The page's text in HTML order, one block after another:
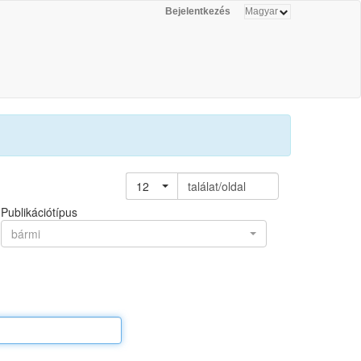
Bejelentkezés
12
találat/oldal
Publikációtípus
bármi